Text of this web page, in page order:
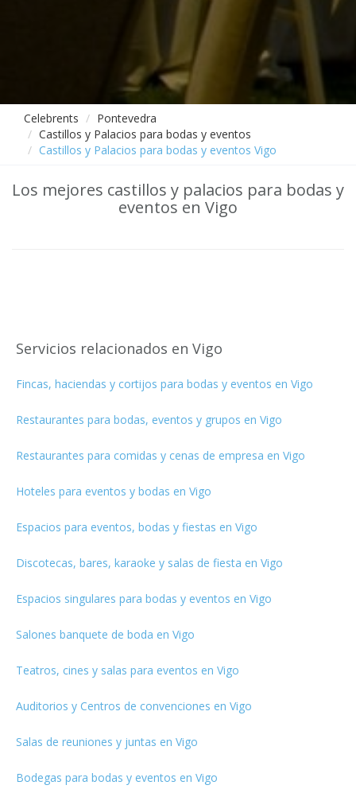
Celebrents
Pontevedra
Castillos y Palacios para bodas y eventos
Castillos y Palacios para bodas y eventos Vigo
Los mejores castillos y palacios para bodas y
eventos en Vigo
Servicios relacionados en Vigo
Fincas, haciendas y cortijos para bodas y eventos en Vigo
Restaurantes para bodas, eventos y grupos en Vigo
Restaurantes para comidas y cenas de empresa en Vigo
Hoteles para eventos y bodas en Vigo
Espacios para eventos, bodas y fiestas en Vigo
Discotecas, bares, karaoke y salas de fiesta en Vigo
Espacios singulares para bodas y eventos en Vigo
Salones banquete de boda en Vigo
Teatros, cines y salas para eventos en Vigo
Auditorios y Centros de convenciones en Vigo
Salas de reuniones y juntas en Vigo
Bodegas para bodas y eventos en Vigo